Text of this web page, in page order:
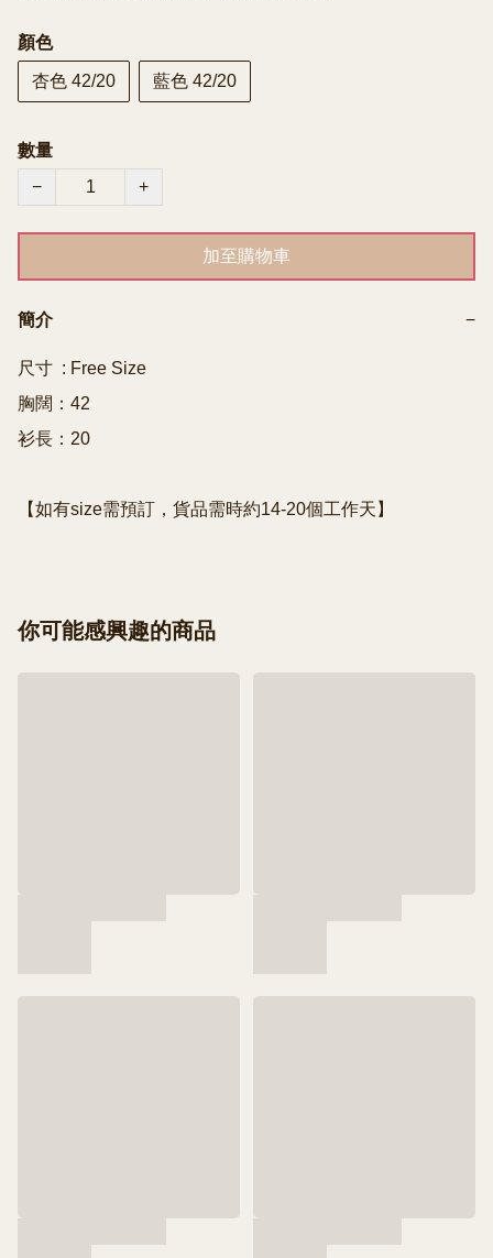
顏色
杏色 42/20 藍色 42/20
數量
−
+
加至購物車
簡介 −
尺寸  : Free Size
胸闊：42
衫長：20
【如有size需預訂，貨品需時約14-20個工作天】
你可能感興趣的商品